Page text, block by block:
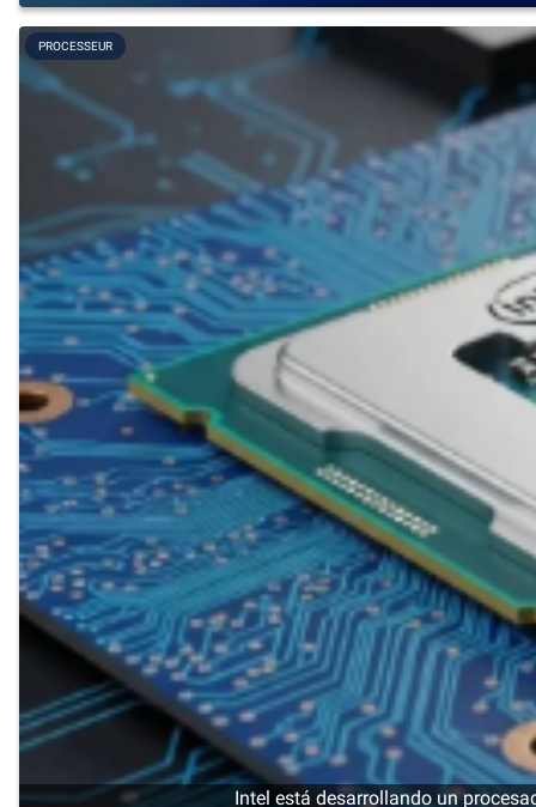
Intel está desarrollando un
PROCESSEUR